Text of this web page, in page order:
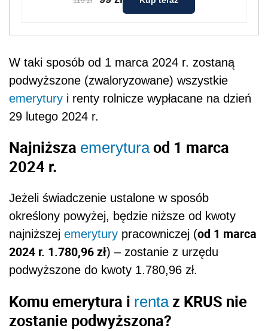
W taki sposób od 1 marca 2024 r. zostaną
podwyższone (zwaloryzowane) wszystkie
emerytury i renty rolnicze wypłacane na dzień
29 lutego 2024 r.
Najniższa emeryturaod 1 marca
2024 r.
Jeżeli świadczenie ustalone w sposób
określony powyżej, będzie niższe od kwoty
najniższej emerytury pracowniczej (od 1 marca
2024 r. 1.780,96 zł) – zostanie z urzędu
podwyższone do kwoty 1.780,96 zł.
Komu emerytura i rentaz KRUS nie
zostanie podwyższona?